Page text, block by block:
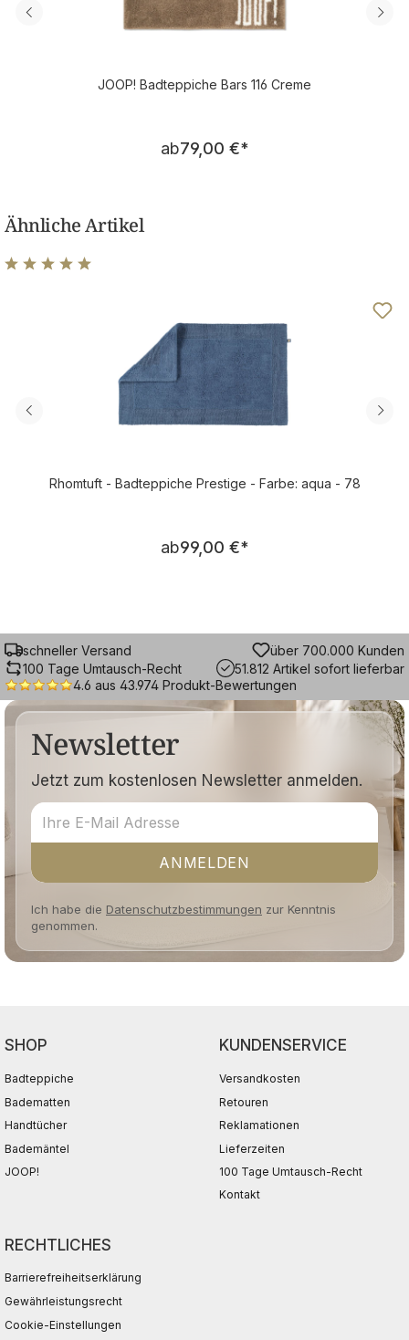
JOOP! Badteppiche Bars 116 Creme
Regulärer Preis:
ab79,00 €*
Ähnliche Artikel
Rhomtuft - Badteppiche Prestige - Farbe: aqua - 78
Regulärer Preis:
ab99,00 €*
schneller Versand
über 700.000 Kunden
100 Tage Umtausch-Recht
51.812 Artikel sofort lieferbar
4.6 aus 43.974 Produkt-Bewertungen
Newsletter
Jetzt zum kostenlosen Newsletter anmelden.
ANMELDEN
Ich habe die Datenschutzbestimmungen zur Kenntnis
genommen.
SHOP
Badteppiche
Badematten
Handtücher
Bademäntel
JOOP!
KUNDENSERVICE
Versandkosten
Retouren
Reklamationen
Lieferzeiten
100 Tage Umtausch-Recht
Kontakt
RECHTLICHES
Barrierefreiheitserklärung
Gewährleistungsrecht
Cookie-Einstellungen